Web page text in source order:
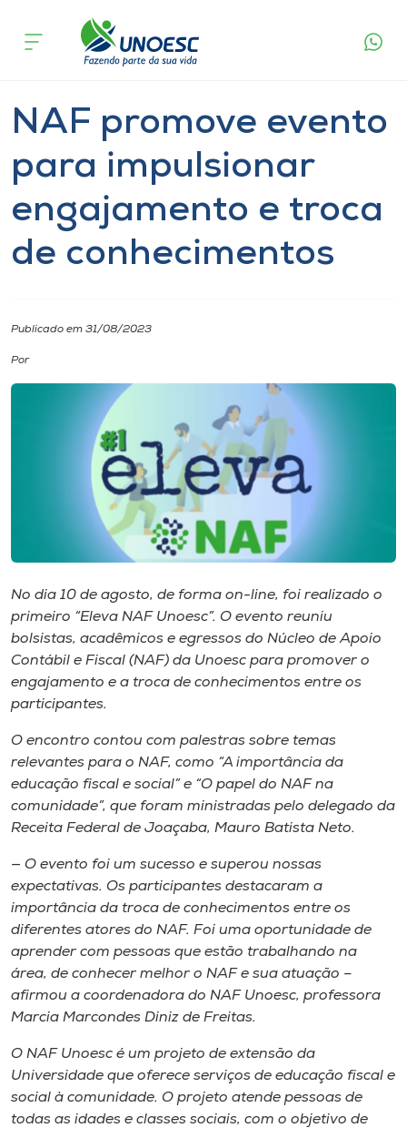
Cursos
Atendimento ao Estudante
Portal de Ensino
Internacionalização
Diplomados
Cultura
CPA
Biblioteca
Editora
Rádio
Museu
Unoesc
Store
Selecione
o idioma
A+
A-
acontece
Notícia de evento
NAF promove evento
para impulsionar
engajamento e troca
de conhecimentos
Publicado em 31/08/2023
Por
No dia 10 de agosto, de forma on-line, foi realizado o
primeiro “Eleva NAF Unoesc”. O evento reuniu
bolsistas, acadêmicos e egressos do Núcleo de Apoio
Contábil e Fiscal (NAF) da Unoesc para promover o
engajamento e a troca de conhecimentos entre os
participantes.
O encontro contou com palestras sobre temas
relevantes para o NAF, como “A importância da
educação fiscal e social” e “O papel do NAF na
comunidade”, que foram ministradas pelo delegado da
Receita Federal de Joaçaba, Mauro Batista Neto.
— O evento foi um sucesso e superou nossas
expectativas. Os participantes destacaram a
importância da troca de conhecimentos entre os
diferentes atores do NAF. Foi uma oportunidade de
aprender com pessoas que estão trabalhando na
área, de conhecer melhor o NAF e sua atuação –
afirmou a coordenadora do NAF Unoesc, professora
Marcia Marcondes Diniz de Freitas.
O NAF Unoesc é um projeto de extensão da
Universidade que oferece serviços de educação fiscal e
social à comunidade. O projeto atende pessoas de
todas as idades e classes sociais, com o objetivo de